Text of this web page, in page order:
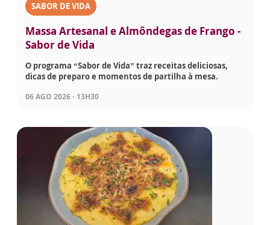
SABOR DE VIDA
Massa Artesanal e Almôndegas de Frango -
Sabor de Vida
O programa “Sabor de Vida” traz receitas deliciosas,
dicas de preparo e momentos de partilha à mesa.
06 AGO 2026 - 13H30